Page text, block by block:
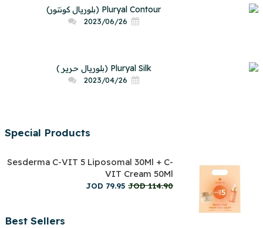
Pluryal Contour (بلوريال كونتور)
Pluryal Silk (بلوريال حرير )
Special Products
Sesderma C-VIT 5 Liposomal 30Ml + C-
VIT Cream 50Ml
JOD114.90
JOD 79.95
Best Sellers